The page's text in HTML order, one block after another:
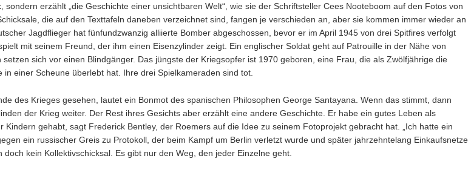
sondern erzählt „die Geschichte einer unsichtbaren Welt“, wie sie der Schriftsteller Cees Nooteboom auf den Fotos von
die auf den Texttafeln daneben verzeichnet sind, fangen je verschieden an, aber sie kommen immer wieder an
Jagdflieger hat fünfundzwanzig alliierte Bomber abgeschossen, bevor er im April 1945 von drei Spitfires verfolgt
mit seinem Freund, der ihm einen Eisenzylinder zeigt. Ein englischer Soldat geht auf Patrouille in der Nähe von
sich vor einen Blindgänger. Das jüngste der Kriegsopfer ist 1970 geboren, eine Frau, die als Zwölfjährige die
in einer Scheune überlebt hat. Ihre drei Spielkameraden sind tot.
des Krieges gesehen, lautet ein Bonmot des spanischen Philosophen George Santayana. Wenn das stimmt, dann
der Krieg weiter. Der Rest ihres Gesichts aber erzählt eine andere Geschichte. Er habe ein gutes Leben als
Kindern gehabt, sagt Frederick Bentley, der Roemers auf die Idee zu seinem Fotoprojekt gebracht hat. „Ich hatte ein
ein russischer Greis zu Protokoll, der beim Kampf um Berlin verletzt wurde und später jahrzehntelang Einkaufsnetze
doch kein Kollektivschicksal. Es gibt nur den Weg, den jeder Einzelne geht.